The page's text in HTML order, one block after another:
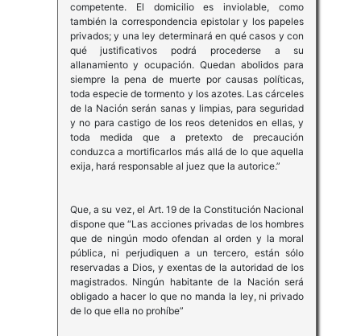
competente. El domicilio es inviolable, como
también la correspondencia epistolar y los papeles
privados; y una ley determinará en qué casos y con
qué justificativos podrá procederse a su
allanamiento y ocupación. Quedan abolidos para
siempre la pena de muerte por causas políticas,
toda especie de tormento y los azotes. Las cárceles
de la Nación serán sanas y limpias, para seguridad
y no para castigo de los reos detenidos en ellas, y
toda medida que a pretexto de precaución
conduzca a mortificarlos más allá de lo que aquella
exija, hará responsable al juez que la autorice.”
Que, a su vez, el Art. 19 de la Constitución Nacional
dispone que “Las acciones privadas de los hombres
que de ningún modo ofendan al orden y la moral
pública, ni perjudiquen a un tercero, están sólo
reservadas a Dios, y exentas de la autoridad de los
magistrados. Ningún habitante de la Nación será
obligado a hacer lo que no manda la ley, ni privado
de lo que ella no prohíbe”